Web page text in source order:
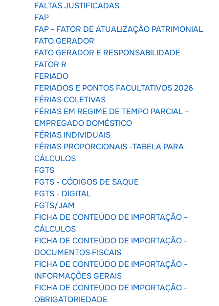
FALTAS JUSTIFICADAS
FAP
FAP - FATOR DE ATUALIZAÇÃO PATRIMONIAL
FATO GERADOR
FATO GERADOR E RESPONSABILIDADE
FATOR R
FERIADO
FERIADOS E PONTOS FACULTATIVOS 2026
FÉRIAS COLETIVAS
FÉRIAS EM REGIME DE TEMPO PARCIAL –
EMPREGADO DOMÉSTICO
FÉRIAS INDIVIDUAIS
FÉRIAS PROPORCIONAIS -TABELA PARA
CÁLCULOS
FGTS
FGTS - CÓDIGOS DE SAQUE
FGTS - DIGITAL
FGTS/JAM
FICHA DE CONTEÚDO DE IMPORTAÇÃO -
CÁLCULOS
FICHA DE CONTEÚDO DE IMPORTAÇÃO -
DOCUMENTOS FISCAIS
FICHA DE CONTEÚDO DE IMPORTAÇÃO -
INFORMAÇÕES GERAIS
FICHA DE CONTEÚDO DE IMPORTAÇÃO -
OBRIGATORIEDADE